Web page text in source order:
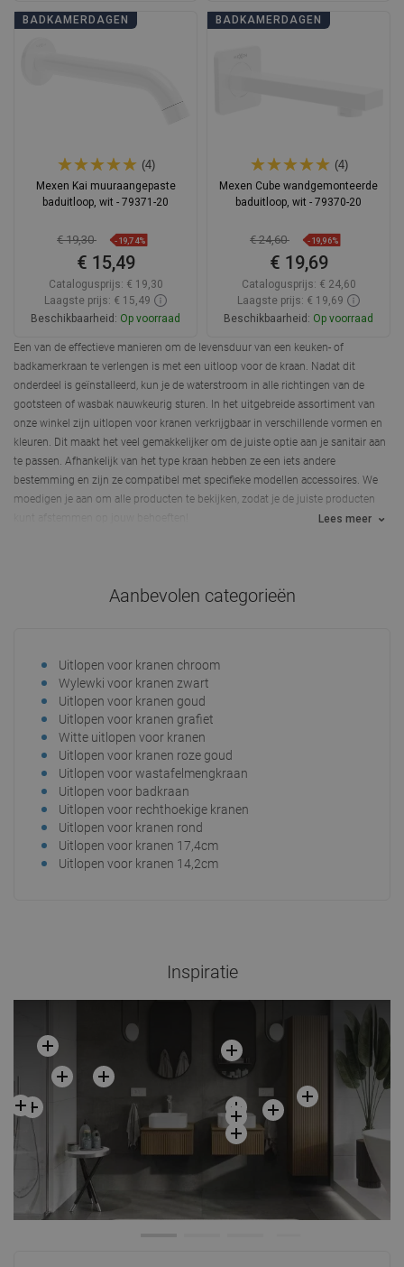
In winkelwagen In winkelwagen
BADKAMERDAGEN
(4)
Mexen Kai muuraangepaste
baduitloop, wit - 79371-20
€ 19,30 -19,74%
€ 15,49
Catalogusprijs: € 19,30
Laagste prijs: € 15,49
Beschikbaarheid: Op voorraad
In winkelwagen
favorite_border Favoriet
Vergelijk
BADKAMERDAGEN
(4)
Mexen Cube wandgemonteerde
baduitloop, wit - 79370-20
€ 24,60 -19,96%
€ 19,69
Catalogusprijs: € 24,60
Laagste prijs: € 19,69
Beschikbaarheid: Op voorraad
In winkelwagen
favorite_border Favoriet
Vergelijk
Een van de effectieve manieren om de levensduur van een keuken- of
badkamerkraan te verlengen is met een uitloop voor de kraan. Nadat dit
onderdeel is geïnstalleerd, kun je de waterstroom in alle richtingen van de
gootsteen of wasbak nauwkeurig sturen. In het uitgebreide assortiment van
onze winkel zijn uitlopen voor kranen verkrijgbaar in verschillende vormen en
kleuren. Dit maakt het veel gemakkelijker om de juiste optie aan je sanitair aan
te passen. Afhankelijk van het type kraan hebben ze een iets andere
bestemming en zijn ze compatibel met specifieke modellen accessoires. We
moedigen je aan om alle producten te bekijken, zodat je de juiste producten
Lees meer
Aanbevolen categorieën
Uitlopen voor kranen chroom
Wylewki voor kranen zwart
Uitlopen voor kranen goud
Uitlopen voor kranen grafiet
Witte uitlopen voor kranen
Uitlopen voor kranen roze goud
Uitlopen voor wastafelmengkraan
Uitlopen voor badkraan
Uitlopen voor rechthoekige kranen
Uitlopen voor kranen rond
Uitlopen voor kranen 17,4cm
Uitlopen voor kranen 14,2cm
Inspiratie